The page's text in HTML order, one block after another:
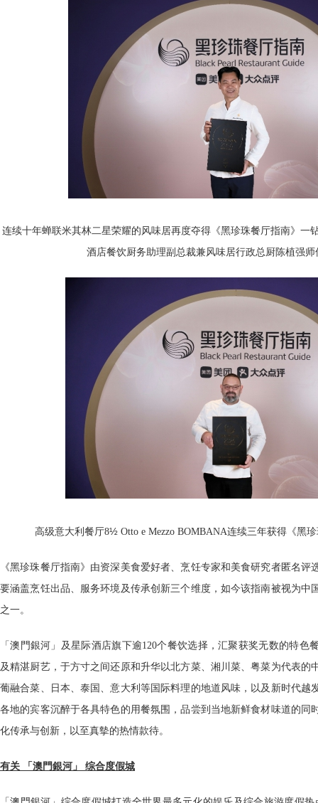
连续十年蝉联米其林二星荣耀的风味居再度夺得《黑珍珠餐厅指南》一
酒店餐饮厨务助理副总裁兼风味居行政总厨陈植强
高级意大利餐厅8½Otto e Mezzo BOMBANA连续三年获得《黑
《黑珍珠餐厅指南》由资深美食爱好者、烹饪专家和美食研究者匿名评
要涵盖烹饪出品、服务环境及传承创新三个维度，如今该指南被视为中
之一。
「澳門銀河」及星际酒店旗下逾120个餐饮选择，汇聚获奖无数的特色
及精湛厨艺，于方寸之间还原和升华以北方菜、湘川菜、粤菜为代表的
葡融合菜、日本、泰国、意大利等国际料理的地道风味，以及新时代越
各地的宾客沉醉于各具特色的用餐氛围，品尝到当地新鲜食材味道的同
化传承与创新，以至真摰的热情款待。
有关 「澳門銀河」 综合度假城